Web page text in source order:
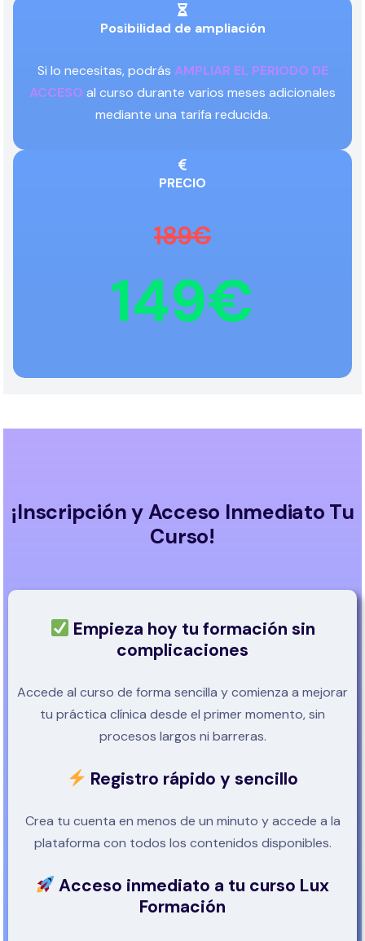
Posibilidad de ampliación
Si lo necesitas, podrás AMPLIAR EL PERIODO DE
ACCESO al curso durante varios meses adicionales
mediante una tarifa reducida.
PRECIO
189€
149€
¡Inscripción y Acceso Inmediato Tu
Curso!
Empieza hoy tu formación sin
complicaciones
Accede al curso de forma sencilla y comienza a mejorar
tu práctica clínica desde el primer momento, sin
procesos largos ni barreras.
Registro rápido y sencillo
Crea tu cuenta en menos de un minuto y accede a la
plataforma con todos los contenidos disponibles.
Acceso inmediato a tu curso Lux
Formación